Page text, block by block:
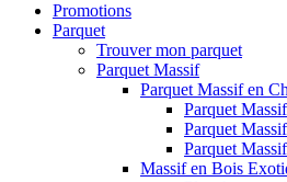
Promotions
Parquet
Trouver mon parquet
Parquet Massif
Parquet Massif en
Parquet
Parquet
Parquet
Massif en Bois